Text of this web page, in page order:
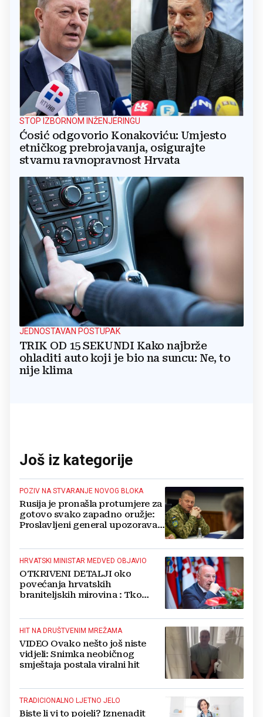
STOP IZBORNOM INŽENJERINGU
Ćosić odgovorio Konakoviću: Umjesto
etničkog prebrojavanja, osigurajte
stvarnu ravnopravnost Hrvata
JEDNOSTAVAN POSTUPAK
TRIK OD 15 SEKUNDI Kako najbrže
ohladiti auto koji je bio na suncu: Ne, to
nije klima
Još iz kategorije
POZIV NA STVARANJE NOVOG BLOKA
Rusija je pronašla protumjere za
gotovo svako zapadno oružje:
Proslavljeni general upozorava
HRVATSKI MINISTAR MEDVED OBJAVIO
OTKRIVENI DETALJI oko
povećanja hrvatskih
braniteljskih mirovina : Tko
HIT NA DRUŠTVENIM MREŽAMA
VIDEO Ovako nešto još niste
vidjeli: Snimka neobičnog
smještaja postala viralni hit
TRADICIONALNO LJETNO JELO
Biste li vi to pojeli? Iznenadit